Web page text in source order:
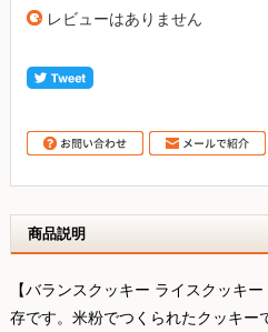
レビューはありません
商品説明
【バランスクッキー ライスクッキ
存です。米粉でつくられたクッキー